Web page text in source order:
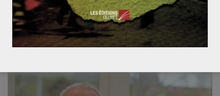
problèmes récurrents de pollution font planer des
menaces sur la sécurité alimentaire en
Read More